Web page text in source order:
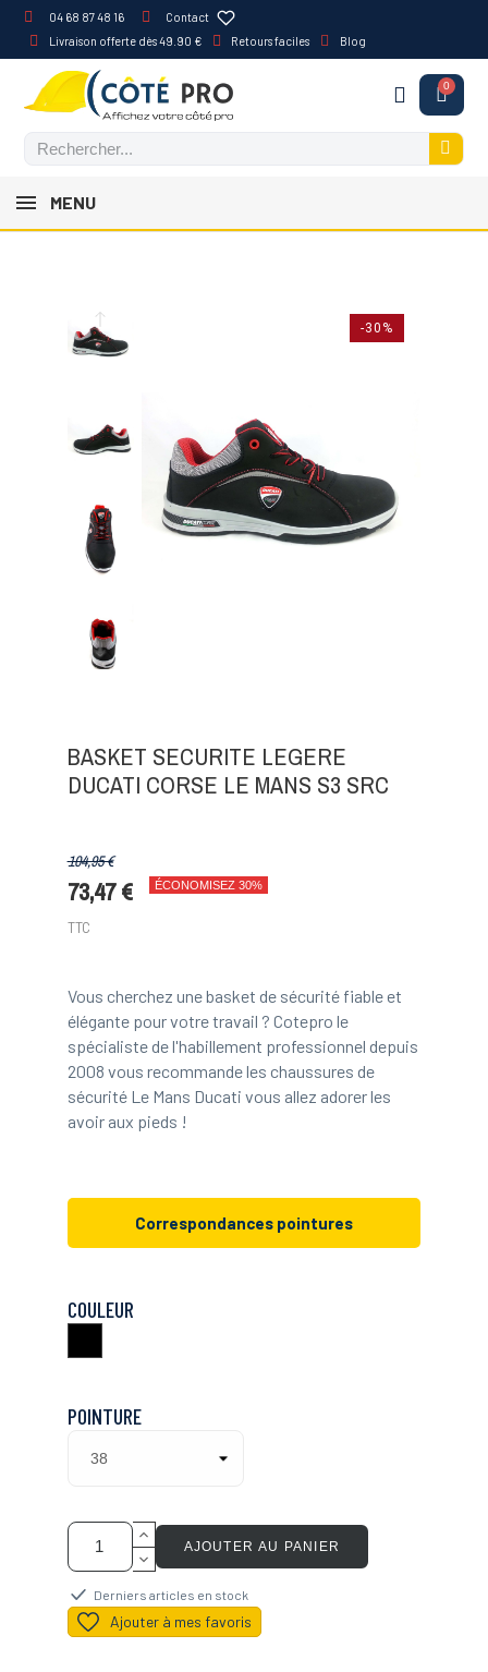
04 68 87 48 16
Contact
Livraison offerte dès 49.90 €
Retours faciles Blog
MENU
-30%
BASKET SECURITE LEGERE
DUCATI CORSE LE MANS S3 SRC
104,95 €
73,47 € ÉCONOMISEZ 30%
TTC
Vous cherchez une basket de sécurité fiable et
élégante pour votre travail ? Cotepro le
spécialiste de l'habillement professionnel depuis
2008 vous recommande les chaussures de
sécurité Le Mans Ducati vous allez adorer les
avoir aux pieds !
Correspondances pointures
COULEUR
POINTURE
AJOUTER AU PANIER
Derniers articles en stock
Ajouter à mes favoris